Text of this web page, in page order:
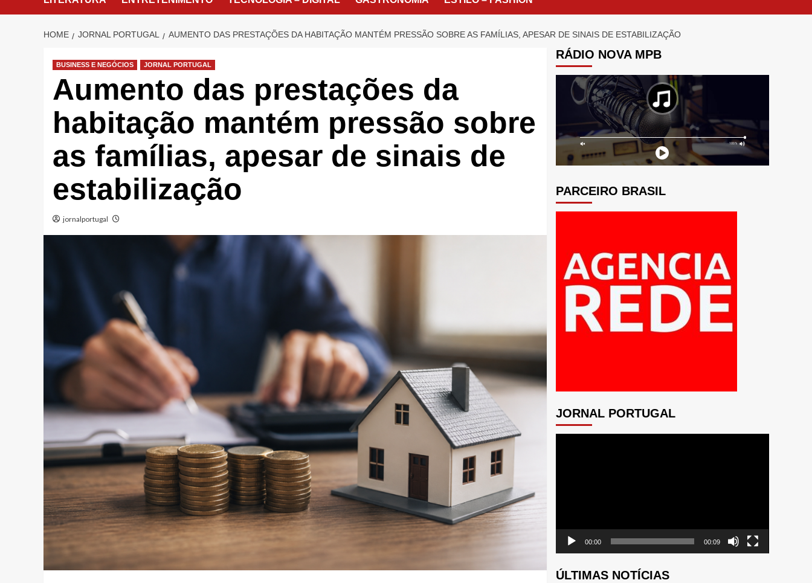
HOME JORNAL PORTUGAL AUMENTO DAS PRESTAÇÕES DA HABITAÇÃO MANTÉM PRESSÃO SOBRE AS FAMÍLIAS, APESAR DE SINAIS DE ESTABILIZAÇÃO
BUSINESS E NEGÓCIOS JORNAL PORTUGAL
Aumento das prestações da
habitação mantém pressão sobre
as famílias, apesar de sinais de
estabilização
jornalportugal
RÁDIO NOVA MPB
PARCEIRO BRASIL
JORNAL PORTUGAL
00:00 00:09
ÚLTIMAS NOTÍCIAS